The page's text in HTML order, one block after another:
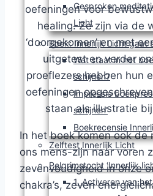
Gesproken
Licht
Boek: Innerlijk Licht gaat
Wat staat in het
schijnen?
Impressie
schijnen’
Boekrecensie
Zelftest Innerlijk Licht
Pelgrimstocht ‘Innerlijk
1. Activeren van
oefeningen voor
healing. Ze zijn via de
‘doorgekomen’ en met
uitgetest en verder
proeflezers hebben hun
oefeningen
staan als illustratie
In het boek komen ook de
ons mens-zijn naar voren
zevenvoudigheid in onze
chakra’s, zeven